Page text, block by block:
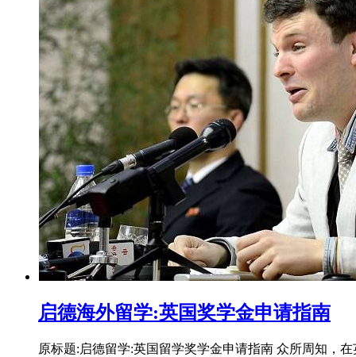
启德海外留学:英国奖学金申请指南
原标题:启德留学:英国留学奖学金申请指南 众所周知，